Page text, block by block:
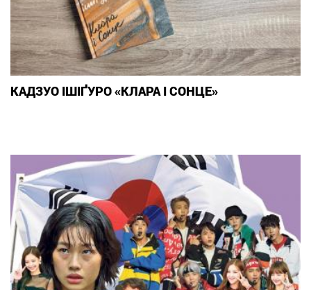
КАДЗУО ІШІҐУРО «КЛАРА І СОНЦЕ»